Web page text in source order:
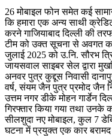
26 मोबाइल फोन समेत कई
कि हमारा एक अन्य साथी
करने गाजियाबाद दिल्ली की
टीम को उक्त सूचना से अवगत
जुलाई 2025 को उ.नि. सौरभ
जायसवाल साइबर सेल द्वारा
अनवर पुत्र कुद्दूस निवासी
वर्ष, संयम जैन पुत्र प्रमोद जैन
उत्तम नगर डीके मोहन गार्डेन
गिरफ्तार किया गया तथा
सीलशुदा नए मोबाइल, कुल 7
घटना में प्रयुक्त एक कार बरामद